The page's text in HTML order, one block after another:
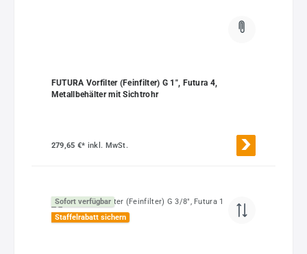
FUTURA Vorfilter (Feinfilter) G 1", Futura 4,
Metallbehälter mit Sichtrohr
279,65 €* inkl. MwSt.
Sofort verfügbar
Staffelrabatt sichern